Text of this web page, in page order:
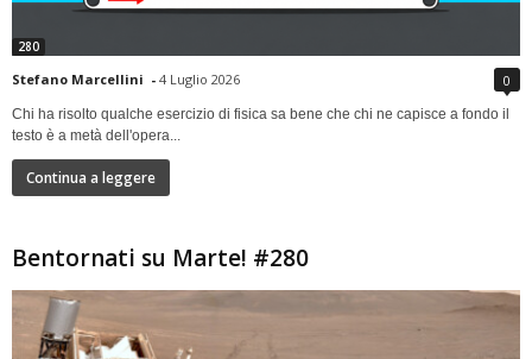
280
Stefano Marcellini - 4 Luglio 2026 0
Chi ha risolto qualche esercizio di fisica sa bene che chi ne capisce a fondo il
testo è a metà dell'opera...
Continua a leggere
Bentornati su Marte! #280